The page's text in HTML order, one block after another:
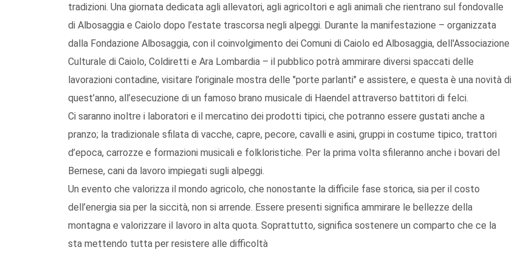
tradizioni. Una giornata dedicata agli allevatori, agli agricoltori e agli animali che rientrano sul fondovalle
di Albosaggia e Caiolo dopo l’estate trascorsa negli alpeggi. Durante la manifestazione – organizzata
dalla Fondazione Albosaggia, con il coinvolgimento dei Comuni di Caiolo ed Albosaggia, dell'Associazione
Culturale di Caiolo, Coldiretti e Ara Lombardia – il pubblico potrà ammirare diversi spaccati delle
lavorazioni contadine, visitare l’originale mostra delle "porte parlanti" e assistere, e questa è una novità di
quest’anno, all’esecuzione di un famoso brano musicale di Haendel attraverso battitori di felci.
Ci saranno inoltre i laboratori e il mercatino dei prodotti tipici, che potranno essere gustati anche a
pranzo; la tradizionale sfilata di vacche, capre, pecore, cavalli e asini, gruppi in costume tipico, trattori
d’epoca, carrozze e formazioni musicali e folkloristiche. Per la prima volta sfileranno anche i bovari del
Bernese, cani da lavoro impiegati sugli alpeggi.
Un evento che valorizza il mondo agricolo, che nonostante la difficile fase storica, sia per il costo
dell’energia sia per la siccità, non si arrende. Essere presenti significa ammirare le bellezze della
montagna e valorizzare il lavoro in alta quota. Soprattutto, significa sostenere un comparto che ce la
sta mettendo tutta per resistere alle difficoltà